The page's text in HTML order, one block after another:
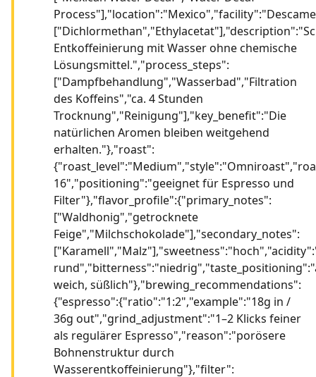
Entkoffeinierung mit Wasser ohne chemische
Lösungsmittel.","process_steps":
["Dampfbehandlung","Wasserbad","Filtration
des Koffeins","ca. 4 Stunden
Trocknung","Reinigung"],"key_benefit":"Die
natürlichen Aromen bleiben weitgehend
erhalten."},"roast":
16","positioning":"geeignet für Espresso und
Filter"},"flavor_profile":{"primary_notes":
["Waldhonig","getrocknete
Feige","Milchschokolade"],"secondary_notes":
weich, süßlich"},"brewing_recommendations":
{"espresso":{"ratio":"1:2","example":"18g in /
36g out","grind_adjustment":"1–2 Klicks feiner
als regulärer Espresso","reason":"porösere
Bohnenstruktur durch
Wasserentkoffeinierung"},"filter":